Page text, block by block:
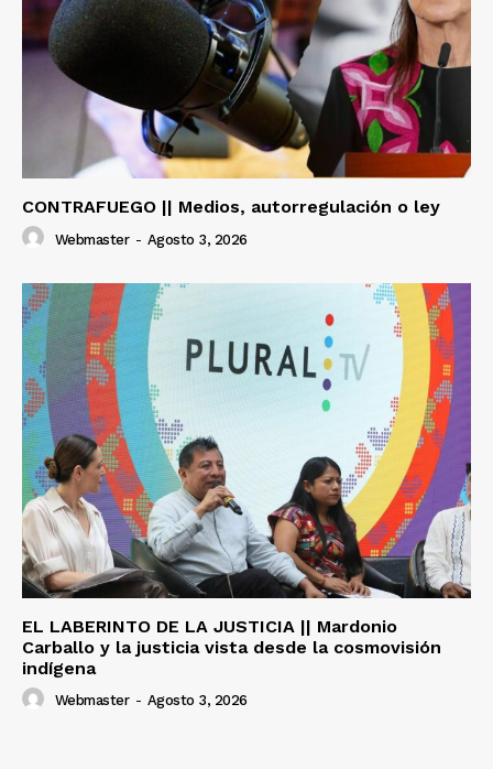
CONTRAFUEGO || Medios, autorregulación o ley
Webmaster - Agosto 3, 2026
EL LABERINTO DE LA JUSTICIA || Mardonio
Carballo y la justicia vista desde la cosmovisión
indígena
Webmaster - Agosto 3, 2026